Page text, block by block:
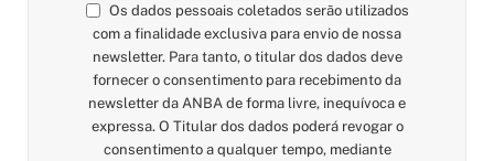
Os dados pessoais coletados serão utilizados
com a finalidade exclusiva para envio de nossa
newsletter. Para tanto, o titular dos dados deve
fornecer o consentimento para recebimento da
newsletter da ANBA de forma livre, inequívoca e
expressa. O Titular dos dados poderá revogar o
consentimento a qualquer tempo, mediante